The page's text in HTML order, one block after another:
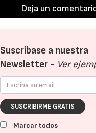
Deja un
Suscríbase a nuestra
Newsletter - Ver
SUSCRIBIRME GRATIS
Marcar todos